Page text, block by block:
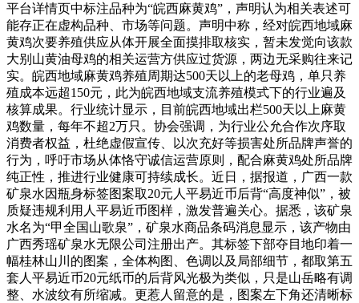
平台详情页中标注品种为“皖西麻黄鸡”，声明认为相关表述可
能存正在虚构品种、市场等问题。声明中称，经对皖西地域麻
黄鸡次要养殖供应从体开展全面摸排取核实，暂未发觉向该款
大别山黄油母鸡的相关运营方供应过货源，两边无采购往来记
实。皖西地域麻黄鸡养殖周期达500天以上的老母鸡，单只养
殖成本远超150元，此为皖西地域支流养殖模式下的行业遍及
核算成果。行业统计显示，目前皖西地域出栏500天以上麻黄
鸡数量，每年不超2万只。协会强调，为行业公允合作次序取
消费者权益，杜绝虚假宣传、以次充好等损害处所品牌声誉的
行为，呼吁市场从体恪守诚信运营原则，配合麻黄鸡处所品牌
纯正性，推进行业健康可持续成长。近日，据报道，广西一款
矿泉水因瓶身标签图案取20元人平易近币后背“高度神似”，被
质疑违规利用人平易近币图样，激发普遍关心。据悉，该矿泉
水名为“甲全国山歌泉”，矿泉水商品条码消息显示，该产物由
广西秀瑶矿泉水无限公司注册出产。其标签下部夺目地印着一
幅桂林山川的图案，全体构图、色调以及局部细节，都取第五
套人平易近币20元纸币的后背风光极为类似，只是山岳略有调
整、水波纹有所缩减。更惹人留意的是，图案左下角还清晰标